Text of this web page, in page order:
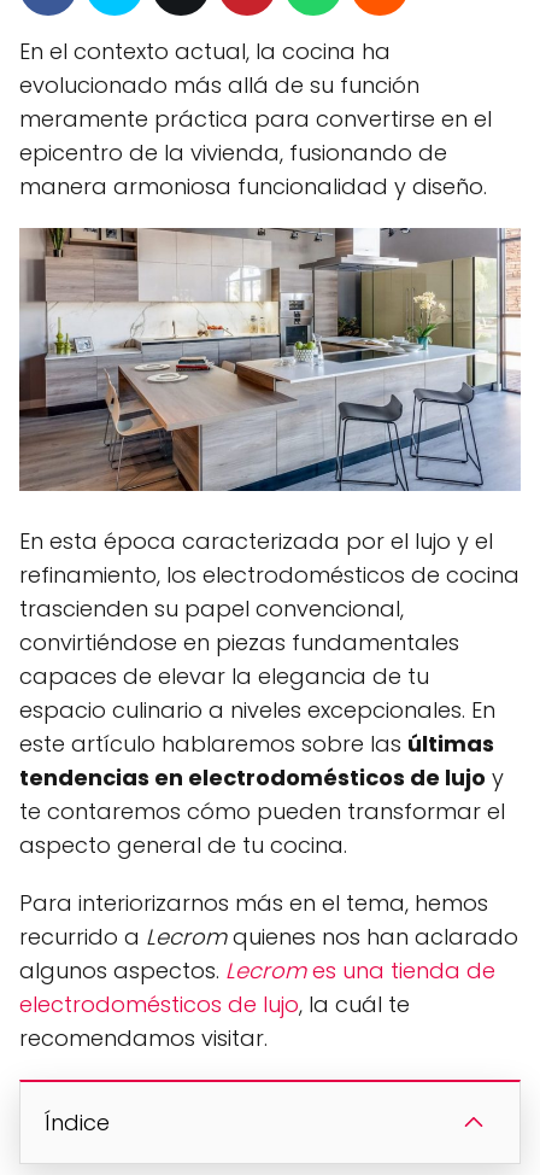
En el contexto actual, la cocina ha
evolucionado más allá de su función
meramente práctica para convertirse en el
epicentro de la vivienda, fusionando de
manera armoniosa funcionalidad y diseño.
En esta época caracterizada por el lujo y el
refinamiento, los electrodomésticos de cocina
trascienden su papel convencional,
convirtiéndose en piezas fundamentales
capaces de elevar la elegancia de tu
espacio culinario a niveles excepcionales. En
este artículo hablaremos sobre las últimas
tendencias en electrodomésticos de lujo y
te contaremos cómo pueden transformar el
aspecto general de tu cocina.
Para interiorizarnos más en el tema, hemos
recurrido a Lecromquienes nos han aclarado
algunos aspectos. Lecromes una tienda de
electrodomésticos de lujo, la cuál te
recomendamos visitar.
Índice